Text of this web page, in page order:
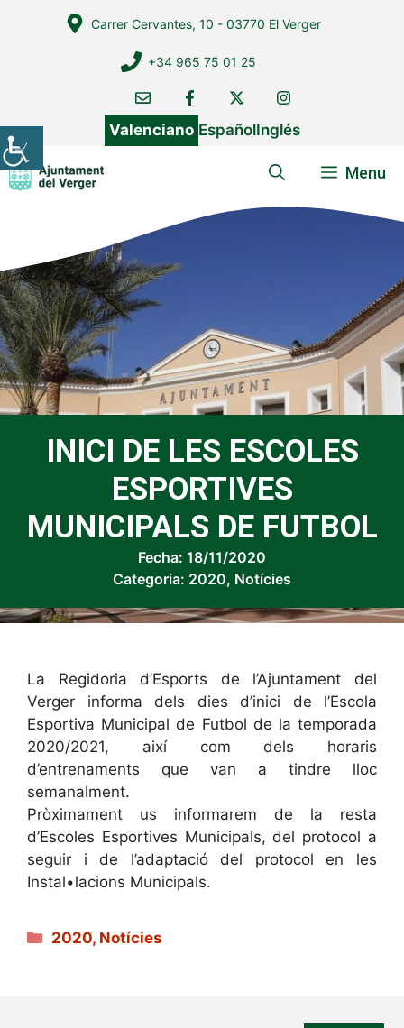
Carrer Cervantes, 10 - 03770 El Verger
+34 965 75 01 25
Valenciano EspañolInglés
Menu
INICI DE LES ESCOLES
ESPORTIVES
MUNICIPALS DE FUTBOL
Fecha: 18/11/2020
Categoria: 2020, Notícies
La Regidoria d’Esports de l’Ajuntament del
Verger informa dels dies d’inici de l’Escola
Esportiva Municipal de Futbol de la temporada
2020/2021, així com dels horaris
d’entrenaments que van a tindre lloc
semanalment.
Pròximament us informarem de la resta
d’Escoles Esportives Municipals, del protocol a
seguir i de l’adaptació del protocol en les
Instal•lacions Municipals.
Categories
2020, Notícies